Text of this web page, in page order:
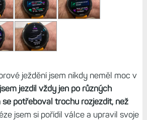
ježdění jsem nikdy neměl moc v
jezdil vždy jen po různých
potřeboval trochu rozjezdit, než
jsem si pořídil válce a upravil svoje